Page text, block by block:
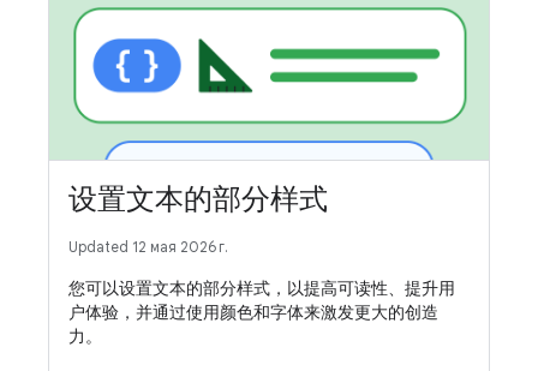
设置文本的部分样式
Updated 12 мая 2026 г.
您可以设置文本的部分样式，以提高可读性、提升用
户体验，并通过使用颜色和字体来激发更大的创造
力。